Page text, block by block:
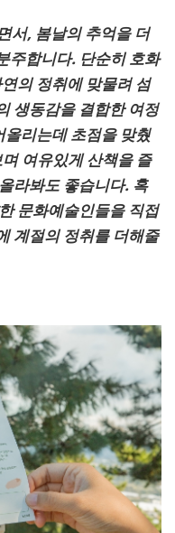
서, 봄날의 추억을 더
주합니다. 단순히 호화
의 정취에 맞물려 섬
생동감을 결합한 여정
올리는데 초점을 맞췄
여유있게 산책을 즐
라봐도 좋습니다. 혹
문화예술인들을 직접
계절의 정취를 더해줄